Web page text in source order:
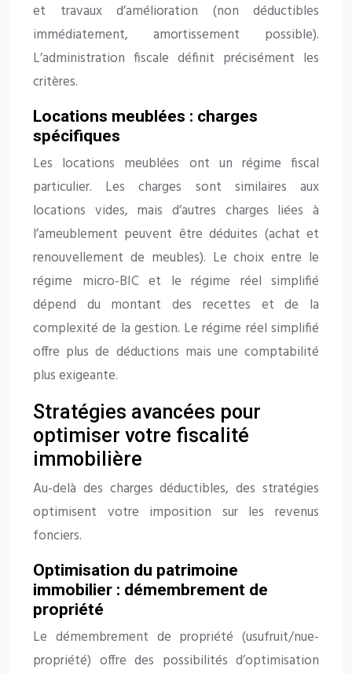
et travaux d’amélioration (non déductibles
immédiatement, amortissement possible).
L’administration fiscale définit précisément les
critères.
Locations meublées : charges
spécifiques
Les locations meublées ont un régime fiscal
particulier. Les charges sont similaires aux
locations vides, mais d’autres charges liées à
l’ameublement peuvent être déduites (achat et
renouvellement de meubles). Le choix entre le
régime micro-BIC et le régime réel simplifié
dépend du montant des recettes et de la
complexité de la gestion. Le régime réel simplifié
offre plus de déductions mais une comptabilité
plus exigeante.
Stratégies avancées pour
optimiser votre fiscalité
immobilière
Au-delà des charges déductibles, des stratégies
optimisent votre imposition sur les revenus
fonciers.
Optimisation du patrimoine
immobilier : démembrement de
propriété
Le démembrement de propriété (usufruit/nue-
propriété) offre des possibilités d’optimisation